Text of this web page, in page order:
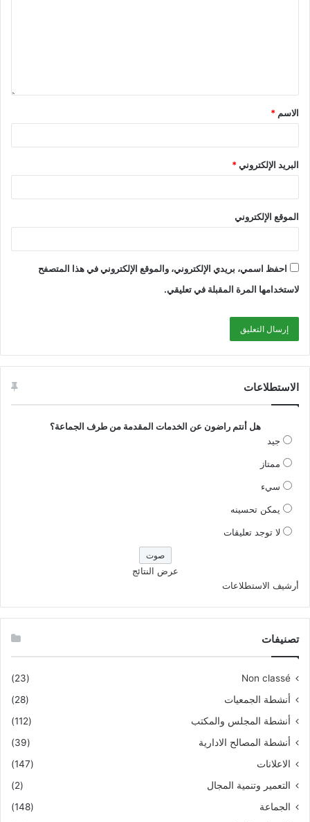
الاسم *
البريد الإلكتروني*
الموقع الإلكتروني
احفظ اسمي، بريدي الإلكتروني، والموقع الإلكتروني في هذا المتصفح
لاستخدامها المرة المقبلة في تعليقي.
الاستطلاعات
هل أنتم راضون عن الخدمات المقدمة من طرف الجماعة؟
جيد
ممتاز
سيء
يمكن تحسينه
لا توجد تعليقات
عرض النتائج
أرشيف الاستطلاعات
تصنيفات
Non classé
(23)
أنشطة الجمعيات
(28)
أنشطة المجلس والمكتب
(112)
أنشطة المصالح الادارية
(39)
الاعلانات
(147)
التعمير وتنمية المجال
(2)
الجماعة
(148)